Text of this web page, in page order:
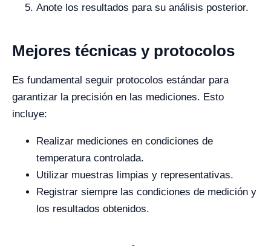
Anote los resultados para su análisis posterior.
Mejores técnicas y protocolos
Es fundamental seguir protocolos estándar para
garantizar la precisión en las mediciones. Esto
incluye:
Realizar mediciones en condiciones de
temperatura controlada.
Utilizar muestras limpias y representativas.
Registrar siempre las condiciones de medición y
los resultados obtenidos.